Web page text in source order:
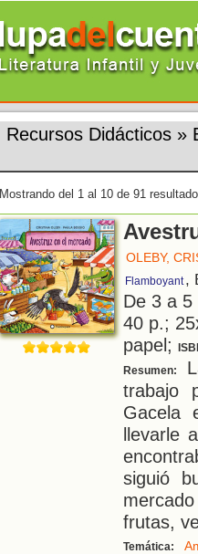
Recursos Didácticos »
Mostrando del 1 al 10 de 91
OLEBY,
Flamboyant ,
De 3 a
40 p.;
papel;
Resumen:
trabajo
Gacela
llevarle
siguió
frutas,
Temática: